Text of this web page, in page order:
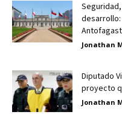
Jonathan
Diputado
proyecto
Jonathan